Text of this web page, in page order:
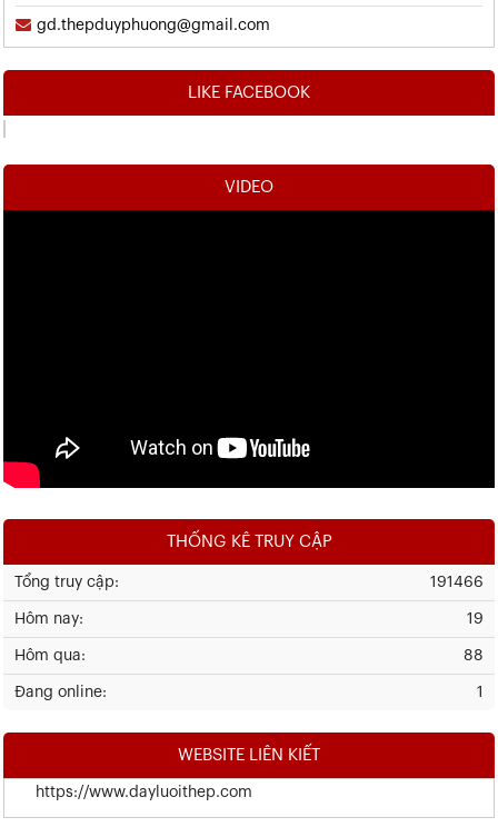
gd.thepduyphuong@gmail.com
LIKE FACEBOOK
VIDEO
THỐNG KÊ TRUY CẬP
191466
Tổng truy cập:
19
Hôm nay:
88
Hôm qua:
1
Đang online:
WEBSITE LIÊN KIẾT
https://www.dayluoithep.com